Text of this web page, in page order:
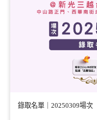
錄取名單｜20250309場次